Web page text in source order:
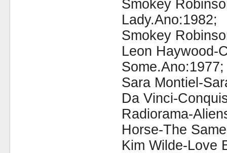
Smokey
Lady.Ano:1982;
Smokey
Leon Haywood-
Some.Ano:1977;
Sara Montiel-
Da Vinci-
Radiorama-
Horse-The
Kim Wilde-Love